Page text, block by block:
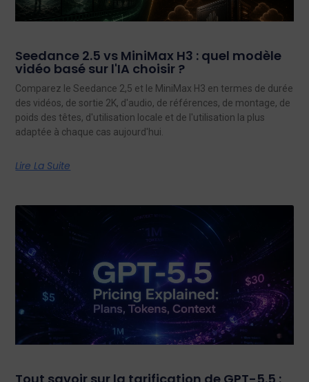
Seedance 2.5 vs MiniMax H3 : quel modèle
vidéo basé sur l'IA choisir ?
Comparez le Seedance 2,5 et le MiniMax H3 en termes de durée
des vidéos, de sortie 2K, d'audio, de références, de montage, de
poids des têtes, d'utilisation locale et de l'utilisation la plus
adaptée à chaque cas aujourd'hui.
Lire La Suite